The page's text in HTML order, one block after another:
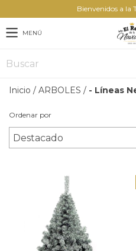
Bienvenidos a la
MENÚ
Inicio / ARBOLES / - Líneas
Ordenar por